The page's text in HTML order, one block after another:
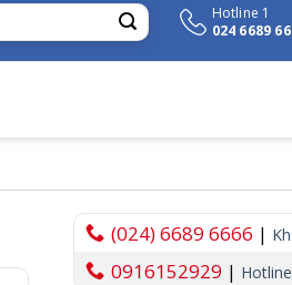
Hotline 1
024 6689
(024) 6689 6666 |
0916152929 | Hotline